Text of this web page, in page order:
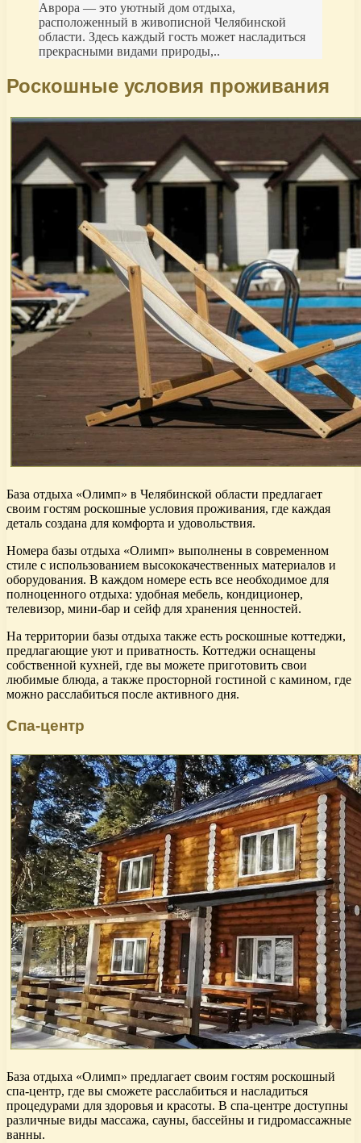
Аврора — это уютный дом отдыха,
расположенный в живописной Челябинской
области. Здесь каждый гость может насладиться
прекрасными видами природы,..
Роскошные условия проживания
База отдыха «Олимп» в Челябинской области предлагает
своим гостям роскошные условия проживания, где каждая
деталь создана для комфорта и удовольствия.
Номера базы отдыха «Олимп» выполнены в современном
стиле с использованием высококачественных материалов и
оборудования. В каждом номере есть все необходимое для
полноценного отдыха: удобная мебель, кондиционер,
телевизор, мини-бар и сейф для хранения ценностей.
На территории базы отдыха также есть роскошные коттеджи,
предлагающие уют и приватность. Коттеджи оснащены
собственной кухней, где вы можете приготовить свои
любимые блюда, а также просторной гостиной с камином, где
можно расслабиться после активного дня.
Спа-центр
База отдыха «Олимп» предлагает своим гостям роскошный
спа-центр, где вы сможете расслабиться и насладиться
процедурами для здоровья и красоты. В спа-центре доступны
различные виды массажа, сауны, бассейны и гидромассажные
ванны.